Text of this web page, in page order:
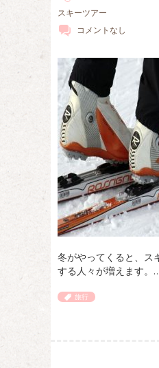
スキーツアー
コメントなし
冬がやってくると、ス
する人々が増えます。
旅行